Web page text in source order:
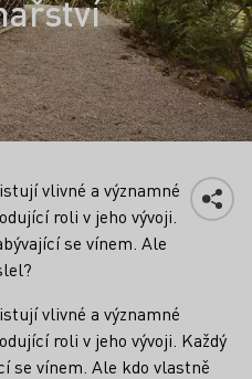
vlivné a významné
roli v jeho vývoji.
se vínem. Ale
vlivné a významné
roli v jeho vývoji. Každý
se vínem. Ale kdo vlastně